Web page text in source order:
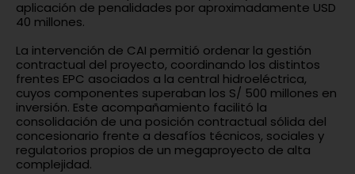
aplicación de penalidades por aproximadamente USD
40 millones.
La intervención de CAI permitió ordenar la gestión
contractual del proyecto, coordinando los distintos
frentes EPC asociados a la central hidroeléctrica,
cuyos componentes superaban los S/ 500 millones en
inversión. Este acompañamiento facilitó la
consolidación de una posición contractual sólida del
concesionario frente a desafíos técnicos, sociales y
regulatorios propios de un megaproyecto de alta
complejidad.